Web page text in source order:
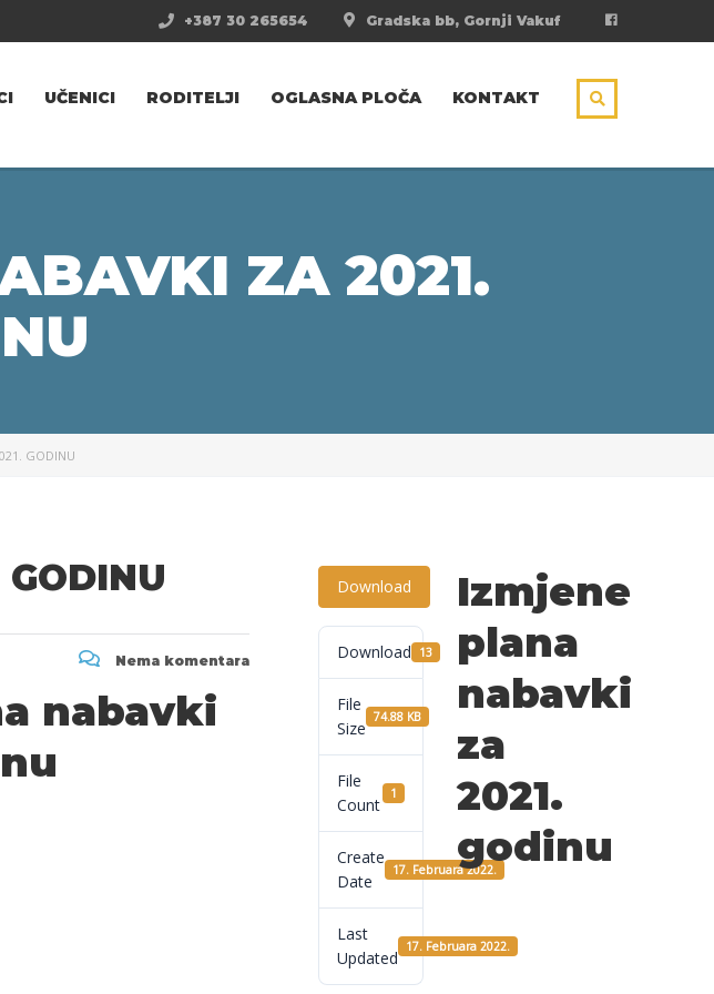
Gradska bb, Gornji Vakuf
+387 30 265654
UČENICI RODITELJI OGLASNA PLOČA KONTAKT
ZA 2021.
GODINU
Nema komentara
nabavki
Download
Download 13
File
Size
74.88 KB
File
Count
1
Create
Date
17. Februara 2022.
Last
Updated
17. Februara 2022.
Izmjene
plana
nabavki
za
2021.
godinu